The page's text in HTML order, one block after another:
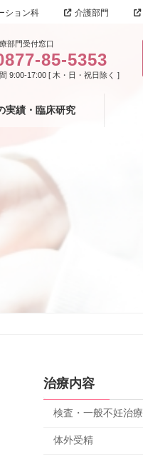
ション科 介護部門
部門受付窓口
85-5353
9:00-17:00 [ 木・日・祝日除く ]
実績・臨床研究
治療内容
検査・一般不妊治療
体外受精